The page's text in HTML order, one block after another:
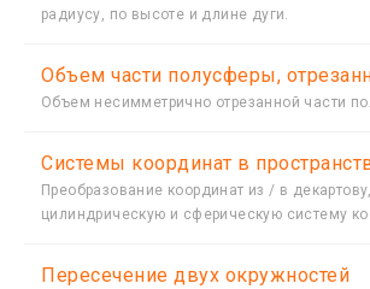
радиусу, по высоте и длине дуги.
Объем части полусферы,
Объем несимметрично отрезанной части
Системы координат в
Преобразование координат из / в декартову,
цилиндрическую и сферическую систему
Пересечение двух окружностей